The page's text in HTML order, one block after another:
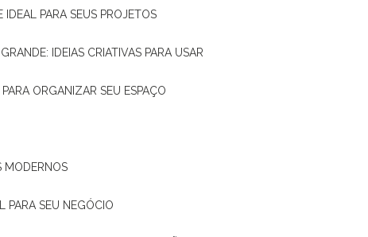
IDEAL PARA SEUS PROJETOS
IDEIAS CRIATIVAS PARA USAR
ORGANIZAR SEU ESPAÇO
MODERNOS
PARA SEU NEGÓCIO